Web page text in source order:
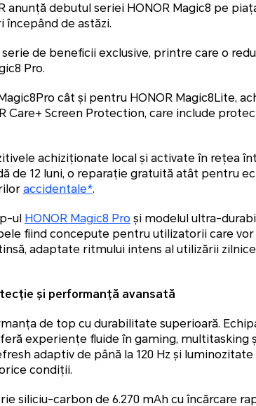
anunță debutul seriei HONOR Magic8 pe
de astăzi.
serie de beneficii exclusive, printre care o
Pro.
cât și pentru HONOR Magic8Lite,
Care+ Screen Protection, care include
achiziționate local și activate în rețea
de 12 luni, o reparație gratuită atât pentru
accidentale*.
ul HONOR Magic8 Pro și modelul ultra-
fiind concepute pentru utilizatorii care vor
adaptate ritmului intens al utilizării
și performanță avansată
de top cu durabilitate superioară.
experiențe fluide în gaming, multitasking
adaptiv de până la 120 Hz și
condiții.
siliciu-carbon de 6.270 mAh cu încărcare